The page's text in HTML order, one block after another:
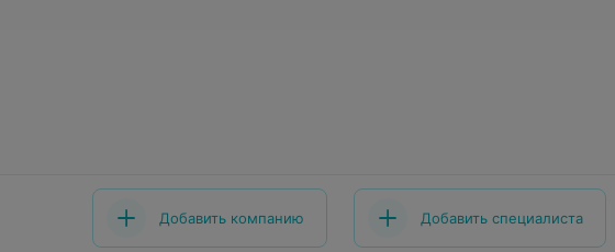
Добавить компанию Добавить специалиста